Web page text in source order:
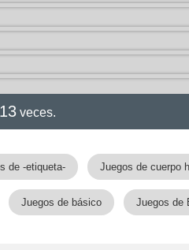
13 veces.
de -etiqueta- Juegos de cuerpo
Juegos de básico Juegos de